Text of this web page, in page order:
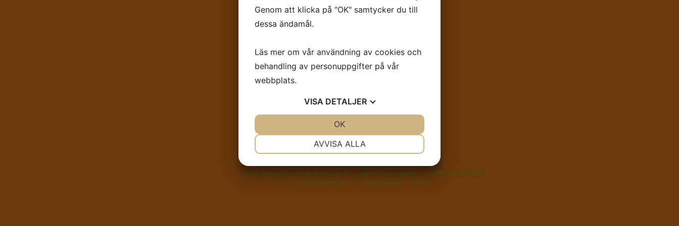
Louise Wester AB Kung Oskars väg 43 S-222 36 Lund, Sweden
Mobile: +46 709131973
louise@louisewester.se
Integritetspolicy Cookies
Genom att klicka på "OK" samtycker du till
dessa ändamål.
Läs mer om vår användning av cookies och
behandling av personuppgifter på vår
webbplats.
VISA DETALJER
MARKNADSFÖRING STATISTIK
AVVISA ALLA
OK